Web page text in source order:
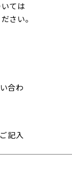
ては
さい。
合わ
記入